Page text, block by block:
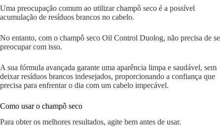
Uma preocupação comum ao utilizar champô seco é a possível
acumulação de resíduos brancos no cabelo.
No entanto, com o champô seco Oil Control Duolog, não precisa de se
preocupar com isso.
A sua fórmula avançada garante uma aparência limpa e saudável, sem
deixar resíduos brancos indesejados, proporcionando a confiança que
precisa para enfrentar o dia com um cabelo impecável.
Como usar o champô seco
Para obter os melhores resultados, agite bem antes de usar.